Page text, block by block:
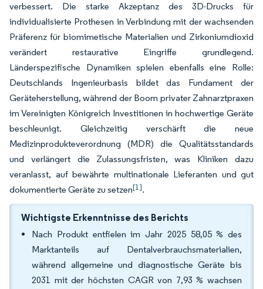
verbessert. Die starke Akzeptanz des 3D-Drucks für
individualisierte Prothesen in Verbindung mit der wachsenden
Präferenz für biomimetische Materialien und Zirkoniumdioxid
verändert restaurative Eingriffe grundlegend.
Länderspezifische Dynamiken spielen ebenfalls eine Rolle:
Deutschlands Ingenieurbasis bildet das Fundament der
Geräteherstellung, während der Boom privater Zahnarztpraxen
im Vereinigten Königreich Investitionen in hochwertige Geräte
beschleunigt. Gleichzeitig verschärft die neue
Medizinprodukteverordnung (MDR) die Qualitätsstandards
und verlängert die Zulassungsfristen, was Kliniken dazu
veranlasst, auf bewährte multinationale Lieferanten und gut
dokumentierte Geräte zu setzen[1].
Wichtigste Erkenntnisse des Berichts
Nach Produkt entfielen im Jahr 2025 58,05 % des
Marktanteils auf Dentalverbrauchsmaterialien,
während allgemeine und diagnostische Geräte bis
2031 mit der höchsten CAGR von 7,93 % wachsen